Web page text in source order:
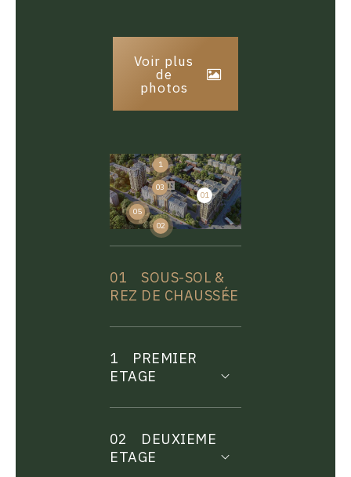
Voir plus
de
photos
01
1
02
03
04
05
01
SOUS-SOL &
REZ DE CHAUSSÉE
1
PREMIER
ETAGE
02
DEUXIEME
ETAGE